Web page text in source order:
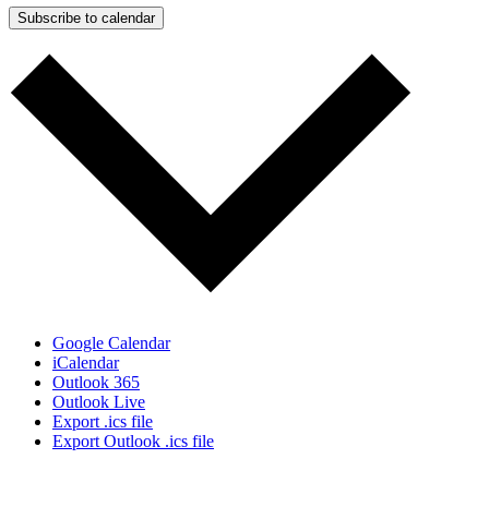
Subscribe to calendar
Google Calendar
iCalendar
Outlook 365
Outlook Live
Export .ics file
Export Outlook .ics file